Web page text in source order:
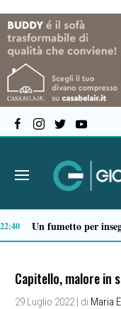
Capitello, malore in
29 Luglio 2022 | di Maria